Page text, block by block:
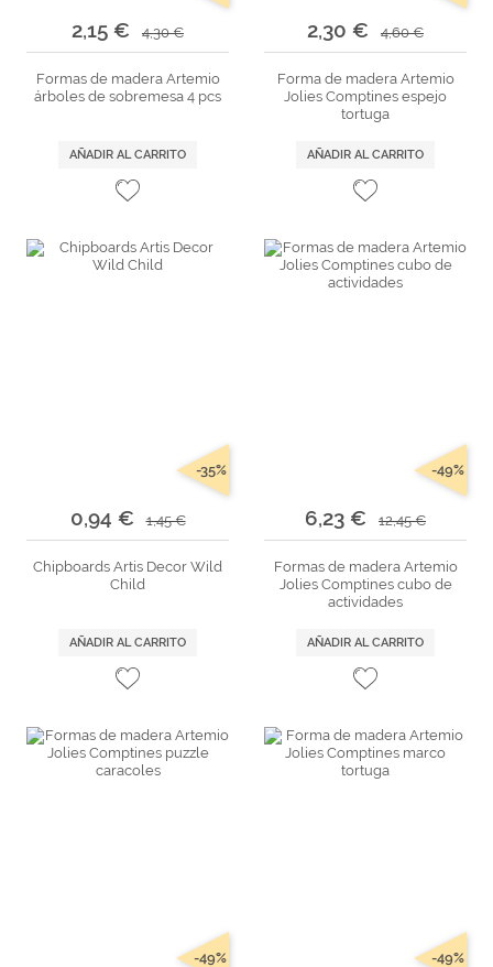
2,15 € 4,30 €
Formas de madera Artemio
árboles de sobremesa 4 pcs
AÑADIR AL CARRITO
2,30 € 4,60 €
Forma de madera Artemio
Jolies Comptines espejo
tortuga
AÑADIR AL CARRITO
0,94 € 1,45 €
-35%
Chipboards Artis Decor Wild
Child
AÑADIR AL CARRITO
6,23 € 12,45 €
-49%
Formas de madera Artemio
Jolies Comptines cubo de
actividades
AÑADIR AL CARRITO
-49% -49%